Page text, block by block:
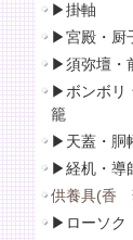
▶掛軸
▶宮殿・厨
▶須弥壇・
▶ ボンボリ
籠
▶ 天蓋・胴
▶経机・導
供養具(香
▶ ローソク